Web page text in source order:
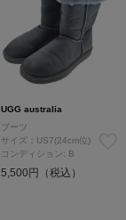
UGG australia
ブーツ
サイズ：US7(24cm位)
コンディション: B
5,500円（税込）